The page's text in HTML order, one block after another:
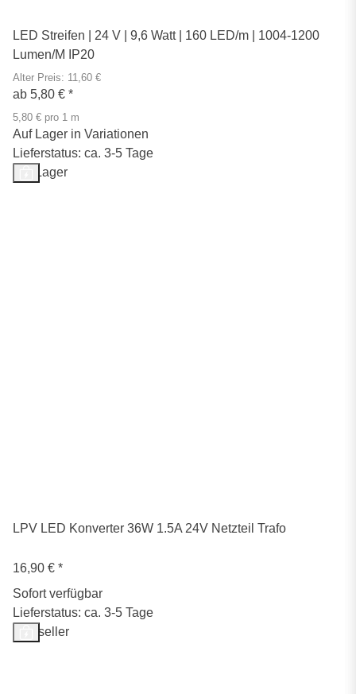
LED Streifen | 24 V | 9,6 Watt | 160 LED/m | 1004-1200
Lumen/M IP20
Alter Preis: 11,60 €
ab 5,80 € *
5,80 € pro 1 m
Auf Lager in Variationen
Lieferstatus: ca. 3-5 Tage
Auf Lager
LPV LED Konverter 36W 1.5A 24V Netzteil Trafo
16,90 € *
Sofort verfügbar
Lieferstatus: ca. 3-5 Tage
Bestseller